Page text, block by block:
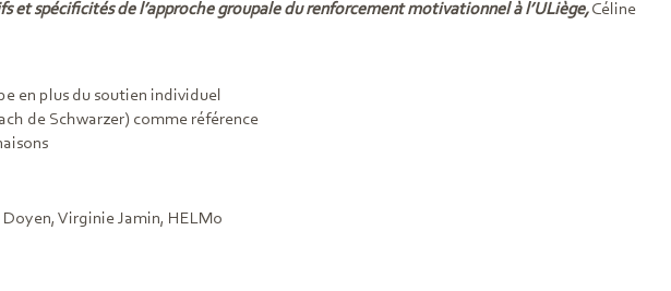
et spécificités de l’approche groupale du renforcement motivationnel à l’ULiège,Céline
en plus du soutien individuel
de Schwarzer) comme référence
Doyen, Virginie Jamin, HELMo